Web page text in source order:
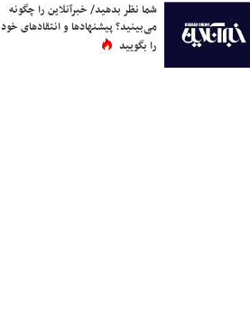
شما نظر بدهید/ خبرآنلاین را چگونه
می‌بینید؟ پیشنهادها و انتقادهای خود
را بگویید